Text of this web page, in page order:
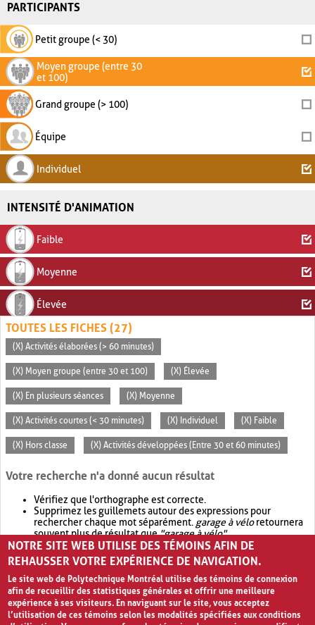
PARTICIPANTS
Petit groupe (< 30)
Moyen groupe (entre 30
et 100)
Grand groupe (> 100)
Équipe
Individuel
INTENSITÉ D'ANIMATION
Faible
Moyenne
Élevée
TOUTES LES FICHES (27)
(X) Activités élaborées (> 60 minutes)
(X) Moyen groupe (entre 30 et 100) (X) Élevée
(X) En plusieurs séances (X) Moyenne
(X) Activités courtes (< 30 minutes) (X) Individuel (X) Faible
(X) Hors classe (X) Activités développées (Entre 30 et 60 minutes)
Votre recherche n'a donné aucun résultat
Vérifiez que l'orthographe est correcte.
Supprimez les guillemets autour des expressions pour
rechercher chaque mot séparément. garage à véloretournera
souvent plus de résultat que"garage à vélo".
Envisagez d'élargir votre recherche avec OR.garage OR vélo
retournera souvent plus de résultat quegarage à vélo
NOTRE SITE WEB UTILISE DES TÉMOINS AFIN DE
REHAUSSER VOTRE EXPÉRIENCE DE NAVIGATION.
Le site web de Polytechnique Montréal utilise des témoins de connexion
afin de recueillir des statistiques générales et offrir une meilleure
expérience à ses visiteurs. En naviguant sur le site, vous acceptez
l’utilisation de ces témoins selon les modalités spécifiées aux conditions